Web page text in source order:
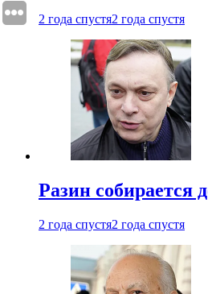
2 года спустя2 года спустя
Разин собирается
2 года спустя2 года спустя